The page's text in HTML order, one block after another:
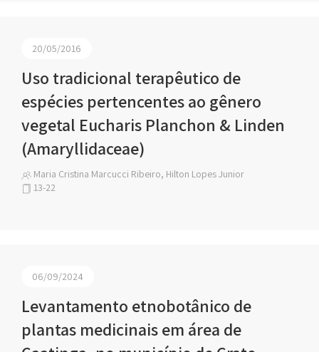
20/05/2016
Uso tradicional terapêutico de
espécies pertencentes ao gênero
vegetal Eucharis Planchon & Linden
(Amaryllidaceae)
Maria Cristina Marcucci Ribeiro, Hilton Lopes Junior
13-22
06/09/2024
Levantamento etnobotânico de
plantas medicinais em área de